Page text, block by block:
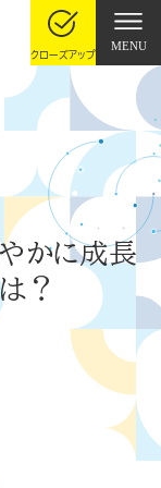
クローズアップ
MENU
かに成長
？